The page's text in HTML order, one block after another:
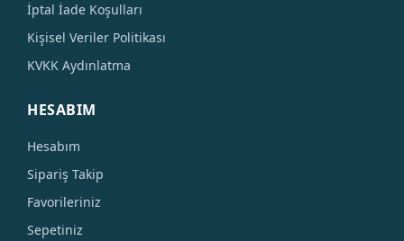
İptal İade Koşulları
Kişisel Veriler Politikası
KVKK Aydınlatma
HESABIM
Hesabım
Sipariş Takip
Favorileriniz
Sepetiniz